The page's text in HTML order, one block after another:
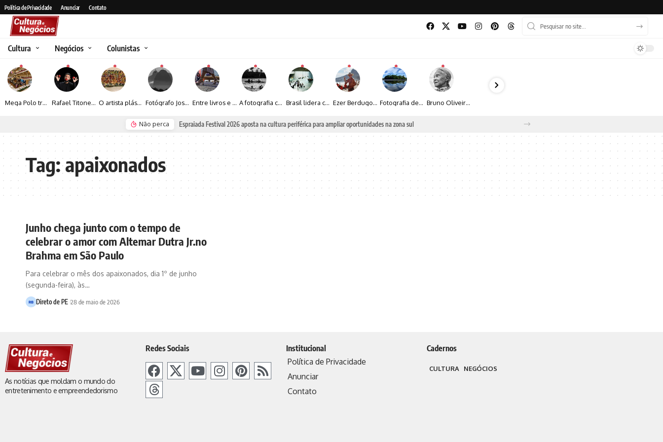
Política de Privacidade Anunciar Contato
Cultura Negócios Colunistas
Mega Polo transforma lançamento de coleção em plataforma nacional de negócios e projeta crescimento de mais de 15% Rafael Titonelly leva magia e acolhimento a crianças em tratamento oncológico em Juiz de Fora O artista plástico Jorge Luiz transforma sustentabilidade e criatividade em arte contemporânea Fotógrafo José Roberto apresenta um olhar sensível sobre arquitetura, formas e luz na fotografia Entre livros e fotografia autoral, Sebastião Reis consolida uma trajetória marcada pelo olhar artístico A fotografia contemporânea de Cynthia Feyh Jappur entre luz, movimento e arte Brasil lidera crescimento entre os 15 maiores mercados globais de viagens corporativas Ezer Berdugo transforma experiências multiculturais e memórias em narrativas visuais por meio da fotografia Fotografia de Fátima Carlini transforma paisagens naturais em experiências de contemplação Bruno Oliveira retrata o cotidiano urbano por meio da fotografia em preto e branco
Não perca Espraiada Festival 2026 aposta na cultura periférica para ampliar oportunidades na zona sul
Tag:apaixonados
Junho chega junto com o tempo de
celebrar o amor com Altemar Dutra Jr.no
Brahma em São Paulo
Para celebrar o mês dos apaixonados, dia 1º de junho
(segunda-feira), às…
Direto de PE 28 de maio de 2026
As notícias que moldam o mundo do
entretenimento e empreendedorismo
Redes Sociais
Institucional
Política de Privacidade
Anunciar
Contato
Cadernos
CULTURA NEGÓCIOS